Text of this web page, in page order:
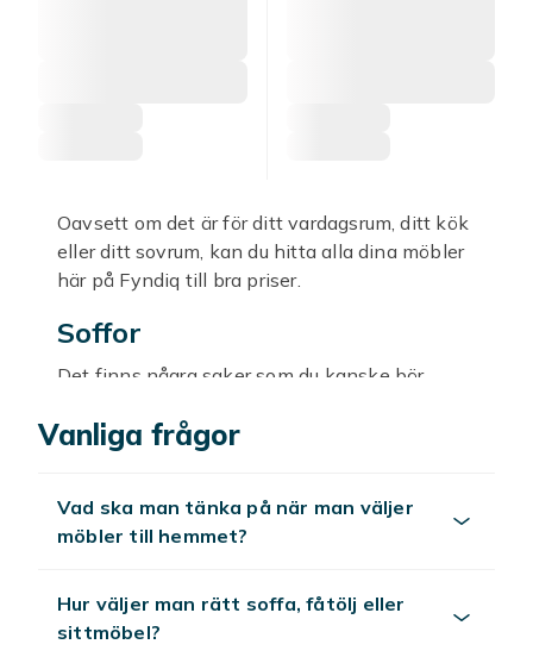
Oavsett om det är för ditt vardagsrum, ditt kök
eller ditt sovrum, kan du hitta alla dina möbler
här på Fyndiq till bra priser.
Soffor
Det finns några saker som du kanske bör
viktigaste frågorna handlar om hur du vill att
alternativ för gäster att sova i, så kanske du
vill ha en tillräckligt lång soffa för att
eller så kanske du också vill ta en titt på våra
bäddsoffor. Dina framtida gäster kommer
Vanliga frågor
Vad ska man tänka på när man väljer
möbler till hemmet?
Hur väljer man rätt soffa, fåtölj eller
sittmöbel?